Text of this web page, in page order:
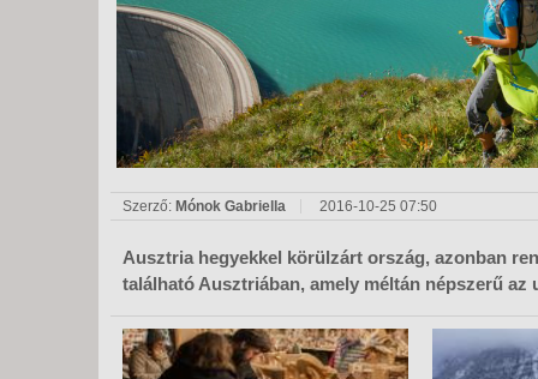
Szerző: Mónok Gabriella 2016-10-25 07:50
Ausztria hegyekkel körülzárt ország, azonban
található Ausztriában, amely méltán népszerű